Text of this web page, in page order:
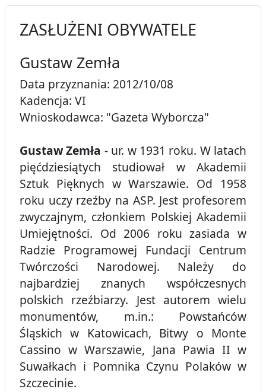
ZASŁUŻENI OBYWATELE
Gustaw Zemła
Data przyznania: 2012/10/08
Kadencja: VI
Wnioskodawca: "Gazeta Wyborcza"
Gustaw Zemła - ur. w 1931 roku. W latach
pięćdziesiątych studiował w Akademii
Sztuk Pięknych w Warszawie. Od 1958
roku uczy rzeźby na ASP. Jest profesorem
zwyczajnym, członkiem Polskiej Akademii
Umiejętności. Od 2006 roku zasiada w
Radzie Programowej Fundacji Centrum
Twórczości Narodowej. Należy do
najbardziej znanych współczesnych
polskich rzeźbiarzy. Jest autorem wielu
monumentów, m.in.: Powstańców
Śląskich w Katowicach, Bitwy o Monte
Cassino w Warszawie, Jana Pawia II w
Suwałkach i Pomnika Czynu Polaków w
Szczecinie.